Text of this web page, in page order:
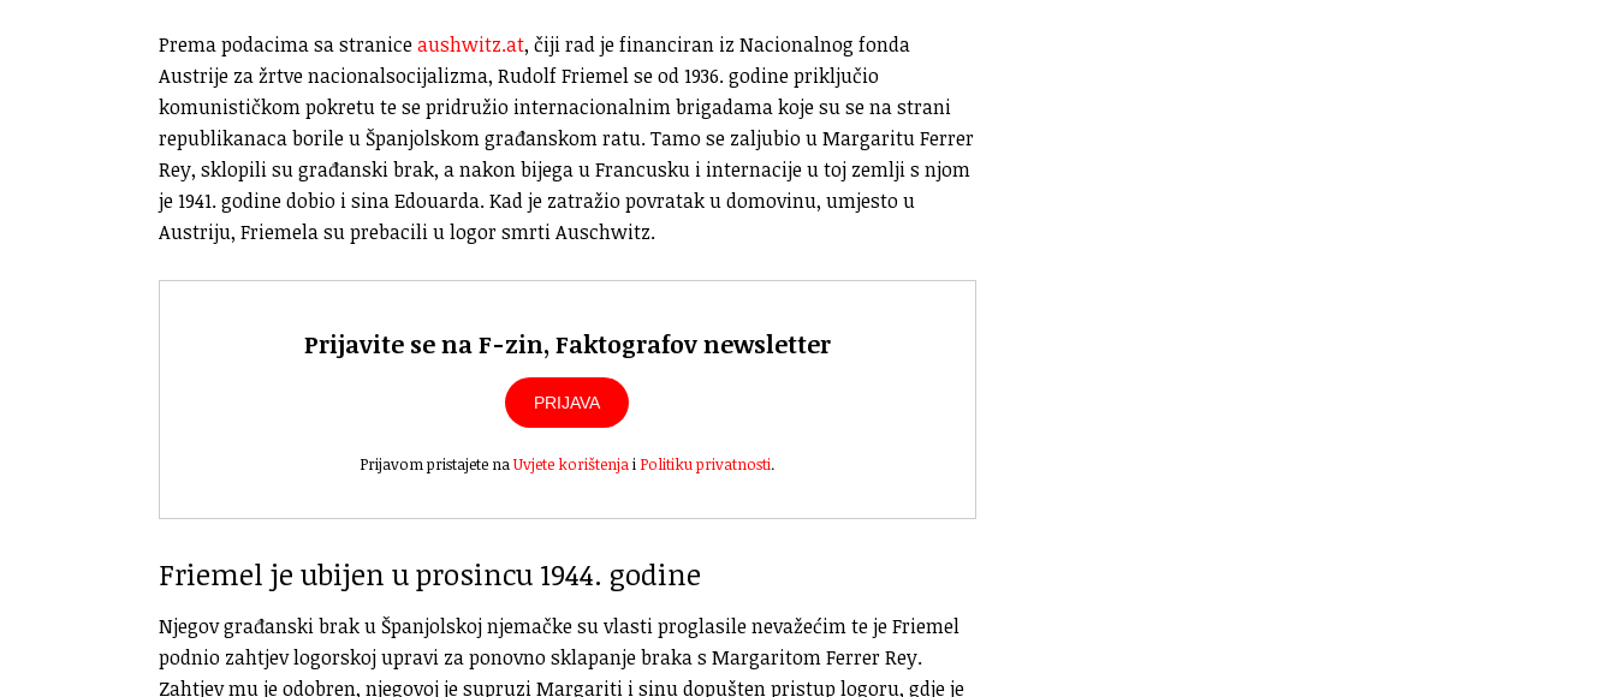
Prema podacima sa straniceaushwitz.at, čiji rad je financiran iz Nacionalnog fonda
Austrije za žrtve nacionalsocijalizma, Rudolf Friemel se od 1936. godine priključio
komunističkom pokretu te se pridružio internacionalnim brigadama koje su se na strani
republikanaca borile u Španjolskom građanskom ratu. Tamo se zaljubio u Margaritu Ferrer
Rey, sklopili su građanski brak, a nakon bijega u Francusku i internacije u toj zemlji s njom
je 1941. godine dobio i sina Edouarda. Kad je zatražio povratak u domovinu, umjesto u
Austriju, Friemela su prebacili u logor smrti Auschwitz.
Prijavite se na F-zin, Faktografov newsletter
PRIJAVA
Prijavom pristajete naUvjete korištenjai Politiku privatnosti.
Friemel je ubijen u prosincu 1944. godine
Njegov građanski brak u Španjolskoj njemačke su vlasti proglasile nevažećim te je Friemel
podnio zahtjev logorskoj upravi za ponovno sklapanje braka s Margaritom Ferrer Rey.
Zahtjev mu je odobren, njegovoj je supruzi Margariti i sinu dopušten pristup logoru, gdje je